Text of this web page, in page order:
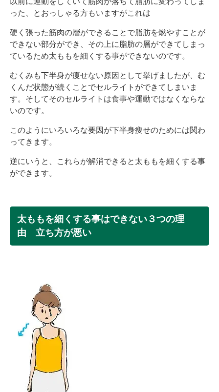
った、とおっしゃる方もいますがこれは
硬く張った筋肉の層ができることで脂肪を燃やすことが
できない部分ができ、その上に脂肪の層ができてしまっ
ているため太ももを細くする事ができないのです。
むくみも下半身が痩せない原因として挙げましたが、む
くんだ状態が続くことでセルライトができてしまいま
す。そしてそのセルライトは食事や運動ではなくならな
いのです。
このようにいろいろな要因が下半身痩せのためには関わ
ってきます。
逆にいうと、これらが解消できると太ももを細くする事
ができます。
太ももを細くする事はできない３つの理
由 立ち方が悪い